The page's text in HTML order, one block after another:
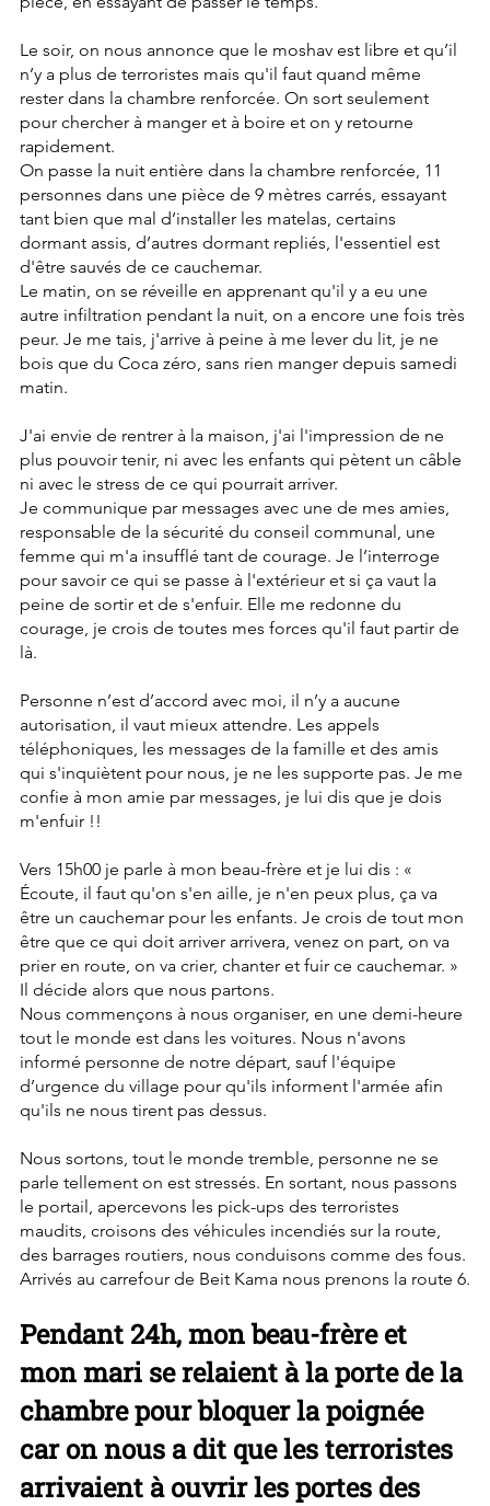
Le soir, on nous annonce que le moshav est libre et qu’il
n’y a plus de terroristes mais qu'il faut quand même
rester dans la chambre renforcée. On sort seulement
pour chercher à manger et à boire et on y retourne
rapidement.
On passe la nuit entière dans la chambre renforcée, 11
personnes dans une pièce de 9 mètres carrés, essayant
tant bien que mal d’installer les matelas, certains
dormant assis, d’autres dormant repliés, l'essentiel est
d'être sauvés de ce cauchemar.
Le matin, on se réveille en apprenant qu'il y a eu une
autre infiltration pendant la nuit, on a encore une fois très
peur. Je me tais, j'arrive à peine à me lever du lit, je ne
bois que du Coca zéro, sans rien manger depuis samedi
matin.
J'ai envie de rentrer à la maison, j'ai l'impression de ne
plus pouvoir tenir, ni avec les enfants qui pètent un câble
ni avec le stress de ce qui pourrait arriver.
Je communique par messages avec une de mes amies,
responsable de la sécurité du conseil communal, une
femme qui m'a insufflé tant de courage. Je l’interroge
pour savoir ce qui se passe à l'extérieur et si ça vaut la
peine de sortir et de s'enfuir. Elle me redonne du
courage, je crois de toutes mes forces qu'il faut partir de
là.
Personne n’est d’accord avec moi, il n’y a aucune
autorisation, il vaut mieux attendre. Les appels
téléphoniques, les messages de la famille et des amis
qui s'inquiètent pour nous, je ne les supporte pas. Je me
confie à mon amie par messages, je lui dis que je dois
m'enfuir !!
Vers 15h00 je parle à mon beau-frère et je lui dis : «
Écoute, il faut qu'on s'en aille, je n'en peux plus, ça va
être un cauchemar pour les enfants. Je crois de tout mon
être que ce qui doit arriver arrivera, venez on part, on va
prier en route, on va crier, chanter et fuir ce cauchemar. »
Il décide alors que nous partons.
Nous commençons à nous organiser, en une demi-heure
tout le monde est dans les voitures. Nous n'avons
informé personne de notre départ, sauf l'équipe
d’urgence du village pour qu'ils informent l'armée afin
qu'ils ne nous tirent pas dessus.
Nous sortons, tout le monde tremble, personne ne se
parle tellement on est stressés. En sortant, nous passons
le portail, apercevons les pick-ups des terroristes
maudits, croisons des véhicules incendiés sur la route,
des barrages routiers, nous conduisons comme des fous.
Arrivés au carrefour de Beit Kama nous prenons la route 6.
Pendant 24h, mon beau-frère et
mon mari se relaient à la porte de la
chambre pour bloquer la poignée
car on nous a dit que les terroristes
arrivaient à ouvrir les portes des